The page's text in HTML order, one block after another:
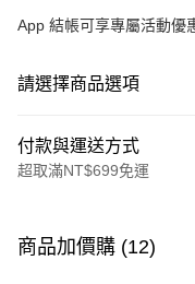
App 結帳可享專屬活動優
請選擇商品選項
付款與運送方式
超取滿NT$699免運
信用卡一次付款
商品加價購 (12)